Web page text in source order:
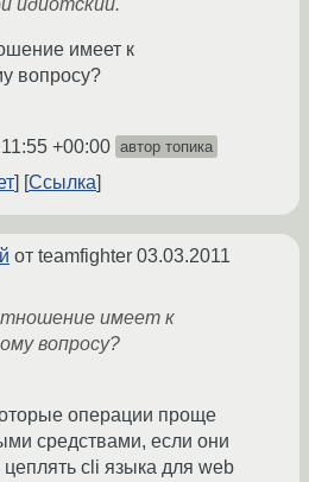
идиотский.
имеет к
вопросу?
+00:00 автор топика
Ссылка
от teamfighter 03.03.2011
имеет к
вопросу?
операции проще
средствами, если они
cli языка для web